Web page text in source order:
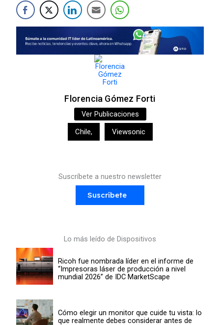
Florencia Gómez Forti
Ver Publicaciones
Chile, Viewsonic
Suscríbete a nuestro newsletter
Suscríbete
Lo más leído de Dispositivos
Ricoh fue nombrada líder en el informe de
“Impresoras láser de producción a nivel
mundial 2026” de IDC MarketScape
Cómo elegir un monitor que cuide tu vista: lo
que realmente debes considerar antes de